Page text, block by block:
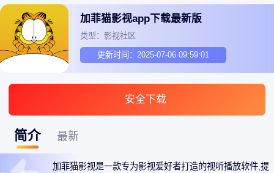
加菲猫影视app下载最新版
类型：影视社区
更新时间：2025-07-06 09:59:01
安全下载
简介 最新
加菲猫影视是一款专为影视爱好者打造的视听播放软件,提